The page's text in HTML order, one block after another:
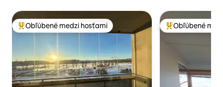
Najobľúbenejšie medzi hosťami
Obľúbené medzi hosťami Najobľúbenejšie
Obľúbené